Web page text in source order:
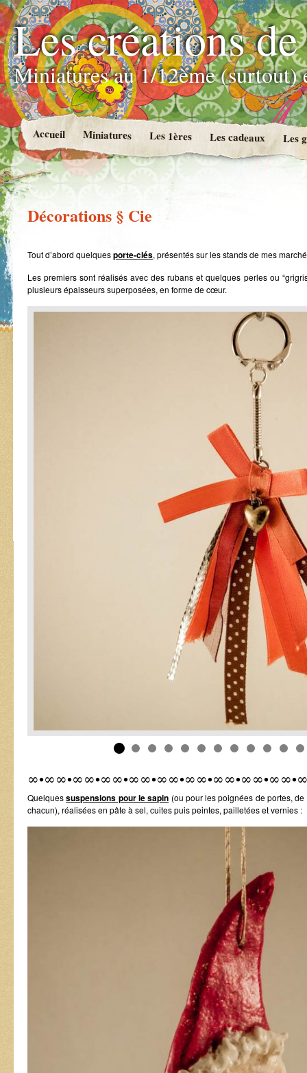
Les créations
Miniatures au 1/12ème (surtout)
Accueil Miniatures Les 1ères Les cadeaux Les
Décorations § Cie
Tout d’abord quelquesporte-clés, présentés sur les stands de mes
Les premiers sont réalisés avec des rubans et quelques perles ou
plusieurs épaisseurs superposées, en forme de cœur.
Quelquessuspensions pour le sapin (ou pour les poignées de portes,
chacun), réalisées en pâte à sel, cuites puis peintes, pailletées et vernies :